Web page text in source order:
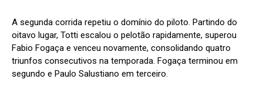
A segunda corrida repetiu o domínio do piloto. Partindo do
oitavo lugar, Totti escalou o pelotão rapidamente, superou
Fabio Fogaça e venceu novamente, consolidando quatro
triunfos consecutivos na temporada. Fogaça terminou em
segundo e Paulo Salustiano em terceiro.